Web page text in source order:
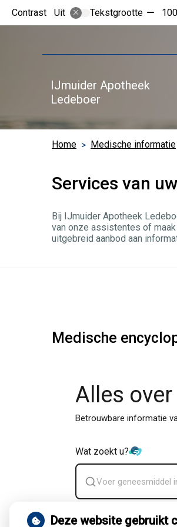
Contrast Uit Tekstgrootte Tekst
IJmuider Apotheek
Ledeboer
Home Medische informatie
Services van
Bij IJmuider Apotheek
van onze assistentes of maak
uitgebreid aanbod aan
Medische
Alles
Betrouwbare informatie
Wat zoekt u?
Zoek
geneesmiddel
Deze website gebruikt